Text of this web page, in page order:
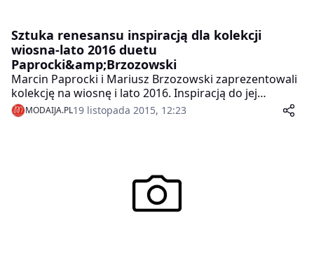
Sztuka renesansu inspiracją dla kolekcji
wiosna-lato 2016 duetu
Paprocki&amp;Brzozowski
Marcin Paprocki i Mariusz Brzozowski zaprezentowali
kolekcję na wiosnę i lato 2016. Inspiracją do jej
powstania była sztuka renesansu, a zwłaszcza jeden z
obrazów Leonarda da Vinci. Duet projektantów
MODAIJA.PL19 listopada 2015, 12:23